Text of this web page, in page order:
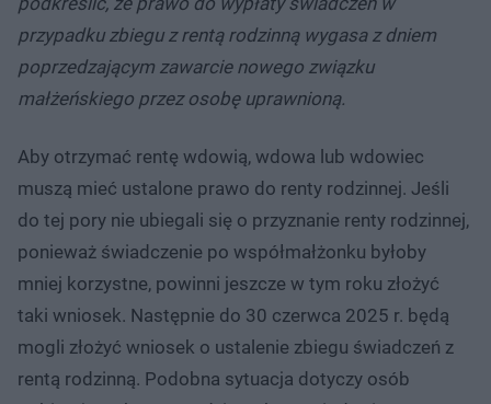
przypadku zbiegu z rentą rodzinną wygasa z dniem
poprzedzającym zawarcie nowego związku
małżeńskiego przez osobę uprawnioną.
Aby otrzymać rentę wdowią, wdowa lub wdowiec
muszą mieć ustalone prawo do renty rodzinnej. Jeśli
do tej pory nie ubiegali się o przyznanie renty rodzinnej,
ponieważ świadczenie po współmałżonku byłoby
mniej korzystne, powinni jeszcze w tym roku złożyć
taki wniosek. Następnie do 30 czerwca 2025 r. będą
mogli złożyć wniosek o ustalenie zbiegu świadczeń z
rentą rodzinną. Podobna sytuacja dotyczy osób